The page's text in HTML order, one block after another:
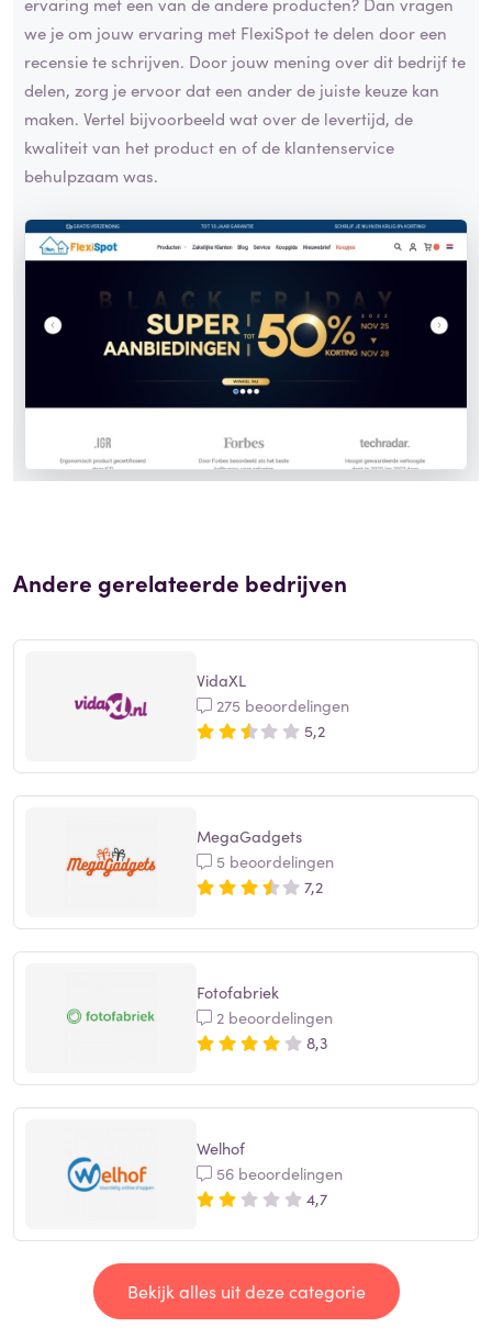
we je om jouw ervaring met FlexiSpot te delen door een
recensie te schrijven. Door jouw mening over dit bedrijf te
delen, zorg je ervoor dat een ander de juiste keuze kan
maken. Vertel bijvoorbeeld wat over de levertijd, de
kwaliteit van het product en of de klantenservice
behulpzaam was.
Andere gerelateerde bedrijven
VidaXL
275 beoordelingen
5,2
MegaGadgets
5 beoordelingen
7,2
Fotofabriek
2 beoordelingen
8,3
Welhof
56 beoordelingen
4,7
Bekijk alles uit deze categorie